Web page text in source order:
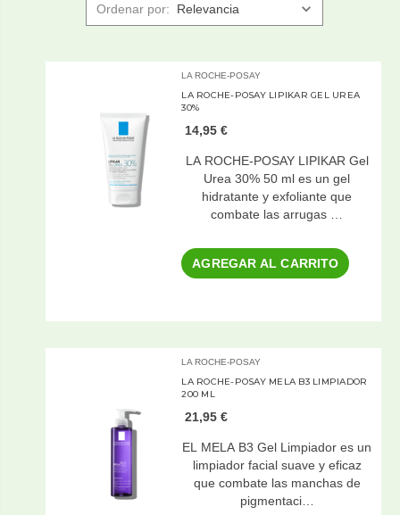
Ordenar por:
LA ROCHE-POSAY
LA ROCHE-POSAY LIPIKAR GEL UREA
30%
14,95 €
LA ROCHE-POSAY LIPIKAR Gel
Urea 30% 50 ml es un gel
hidratante y exfoliante que
combate las arrugas …
AGREGAR AL CARRITO
LA ROCHE-POSAY
LA ROCHE-POSAY MELA B3 LIMPIADOR
200 ML
21,95 €
EL MELA B3 Gel Limpiador es un
limpiador facial suave y eficaz
que combate las manchas de
pigmentaci…